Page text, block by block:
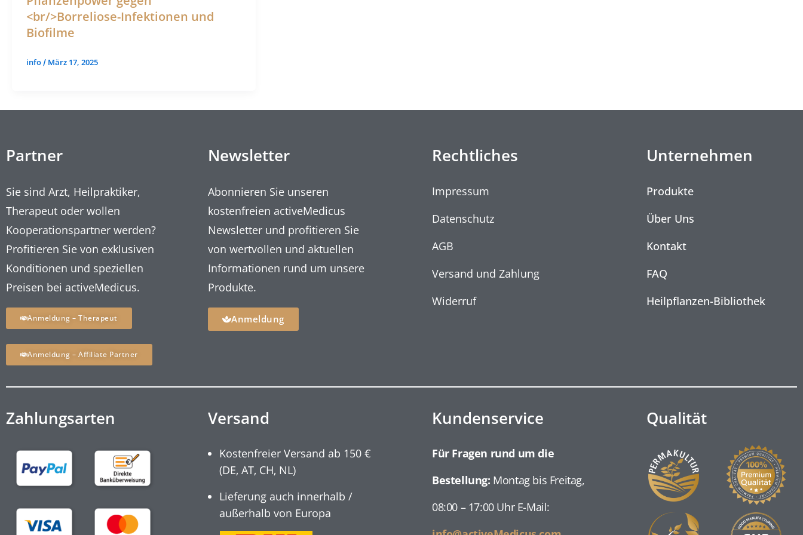
<br/>Borreliose-Infektionen und
Biofilme
info / März 17, 2025
Partner
Sie sind Arzt, Heilpraktiker,
Therapeut oder wollen
Kooperationspartner werden?
Profitieren Sie von exklusiven
Konditionen und speziellen
Preisen bei activeMedicus.
Anmeldung – Therapeut
Anmeldung – Affiliate Partner
Newsletter
Abonnieren Sie unseren
kostenfreien activeMedicus
Newsletter und profitieren Sie
von wertvollen und aktuellen
Informationen rund um unsere
Produkte.
Anmeldung
Rechtliches
Impressum
Datenschutz
AGB
Versand und Zahlung
Widerruf
Unternehmen
Produkte
Über Uns
Kontakt
FAQ
Heilpflanzen-Bibliothek
Zahlungsarten Versand
Kostenfreier Versand ab 150 €
(DE, AT, CH, NL)
Lieferung auch innerhalb /
außerhalb von Europa
Kundenservice
Für Fragen rund um die
Bestellung: Montag bis Freitag,
08:00 – 17:00 Uhr E-Mail:
Qualität